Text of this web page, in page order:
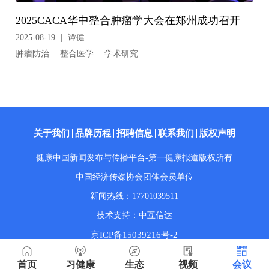
2025CACA华中整合肿瘤学大会在郑州成功召开
2025-08-19 |
谭健
肿瘤防治
整合医学 学术研究
关于我们 品牌历程 招聘信息 联系我们 版权声明
健康中国新闻发布与传播平台-第一健康报道版权所有
中国经济传媒协会团体会员单位
新闻热线：17701039511
技术支持：中互信达
京ICP备15039216号-2
京公网安备1101050240924号
首页 习健康 生态 视频 会议